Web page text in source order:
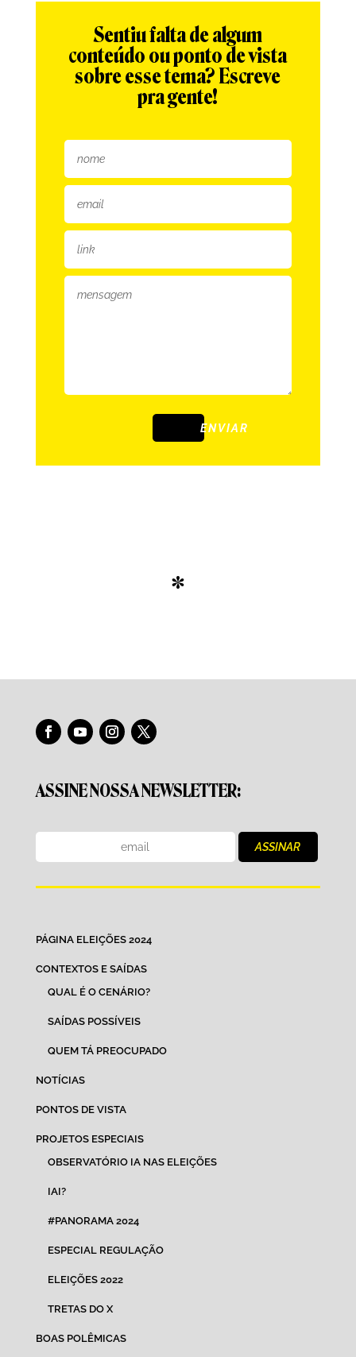
Sentiu falta de algum
conteúdo ou ponto de vista
sobre esse tema? Escreve
pra gente!
ENVIAR
*
ASSINE NOSSA NEWSLETTER:
PÁGINA ELEIÇÕES 2024
CONTEXTOS E SAÍDAS
QUAL É O CENÁRIO?
SAÍDAS POSSÍVEIS
QUEM TÁ PREOCUPADO
NOTÍCIAS
PONTOS DE VISTA
PROJETOS ESPECIAIS
OBSERVATÓRIO IA NAS ELEIÇÕES
IAI?
#PANORAMA 2024
ESPECIAL REGULAÇÃO
ELEIÇÕES 2022
TRETAS DO X
BOAS POLÊMICAS